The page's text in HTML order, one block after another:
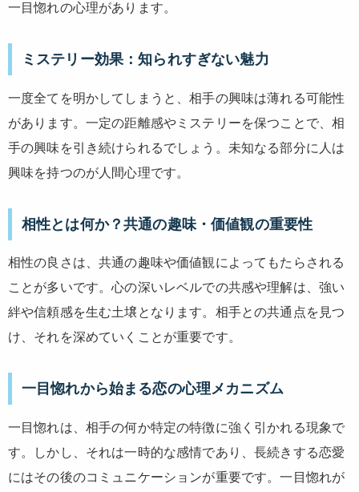
一目惚れの心理があります。
ミステリー効果：知られすぎない魅力
一度全てを明かしてしまうと、相手の興味は薄れる可能性
があります。一定の距離感やミステリーを保つことで、相
手の興味を引き続けられるでしょう。未知なる部分に人は
興味を持つのが人間心理です。
相性とは何か？共通の趣味・価値観の重要性
相性の良さは、共通の趣味や価値観によってもたらされる
ことが多いです。心の深いレベルでの共感や理解は、強い
絆や信頼感を生む土壌となります。相手との共通点を見つ
け、それを深めていくことが重要です。
一目惚れから始まる恋の心理メカニズム
一目惚れは、相手の何か特定の特徴に強く引かれる現象で
す。しかし、それは一時的な感情であり、長続きする恋愛
にはその後のコミュニケーションが重要です。一目惚れが